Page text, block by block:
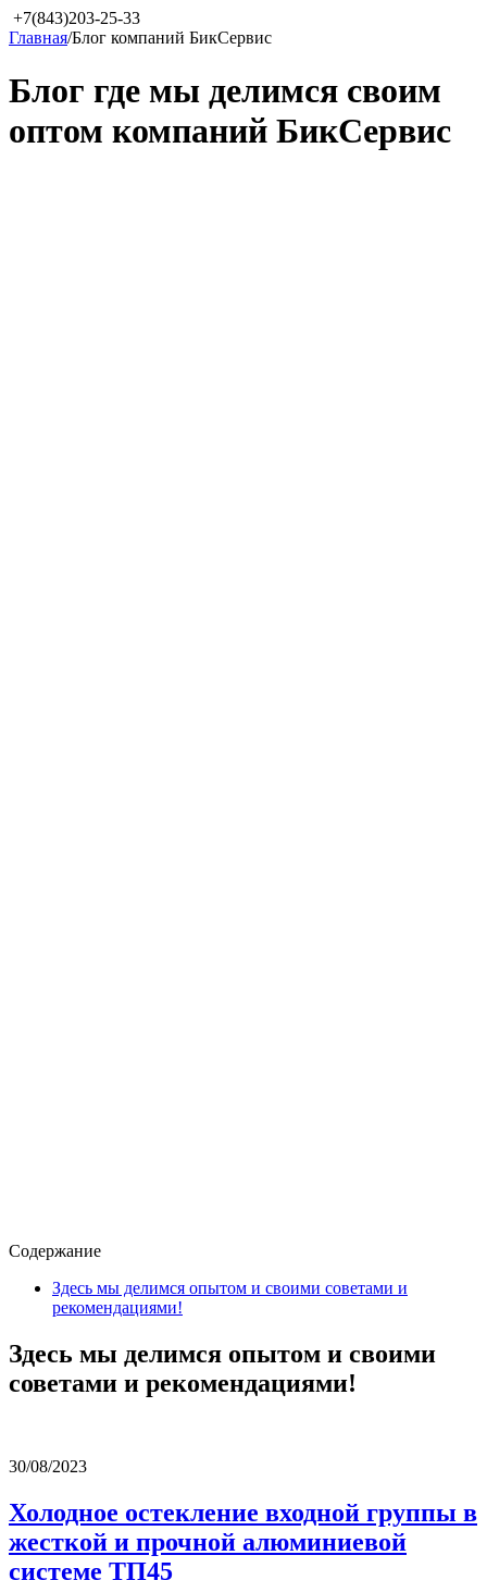
+7(843)203-25-33
Главная/Блог компаний БикСервис
Блог где мы делимся своим
оптом компаний БикСервис
Содержание
Здесь мы делимся опытом и своими советами и
рекомендациями!
Здесь мы делимся опытом и своими
советами и рекомендациями!
30/08/2023
Холодное остекление входной группы в
жесткой и прочной алюминиевой
системе ТП45